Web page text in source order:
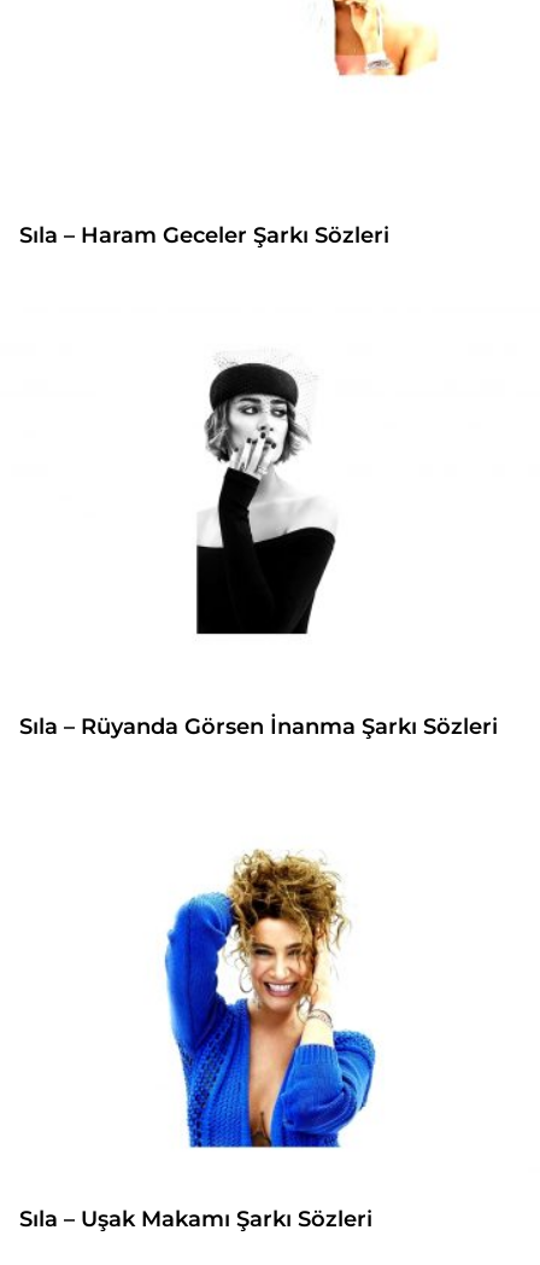
Sıla – Haram Geceler Şarkı Sözleri
Sıla – Rüyanda Görsen İnanma Şarkı Sözleri
Sıla – Uşak Makamı Şarkı Sözleri